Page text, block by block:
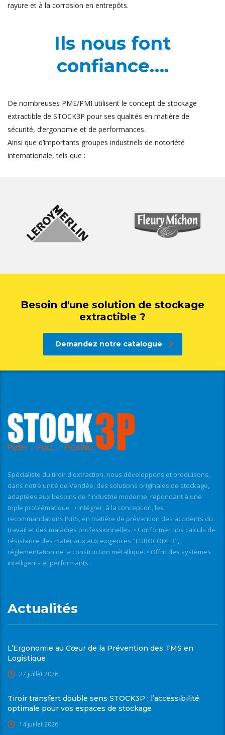
rayure et à la corrosion en entrepôts.
Ils nous font
confiance….
De nombreuses PME/PMI utilisent le concept de stockage
extractible de STOCK3P pour ses qualités en matière de
sécurité, d’ergonomie et de performances.
Ainsi que d’importants groupes industriels de notoriété
internationale, tels que :
Besoin d'une solution de stockage
extractible ?
Demandez notre catalogue
Spécialiste du tiroir d'extraction, nous développons et produisons,
dans notre unité de Vendée, des solutions originales de stockage,
adaptées aux besoins de l'industrie moderne, répondant à une
triple problématique : • Intégrer, à la conception, les
recommandations INRS, en matière de prévention des accidents du
travail et des maladies professionnelles. • Conformer nos calculs de
résistance des matériaux aux exigences "EUROCODE 3",
réglementation de la construction métallique. • Offrir des systèmes
intelligents et performants.
Actualités
L’Ergonomie au Cœur de la Prévention des TMS en
Logistique
27 juillet 2026
Tiroir transfert double sens STOCK3P : l’accessibilité
optimale pour vos espaces de stockage
14 juillet 2026